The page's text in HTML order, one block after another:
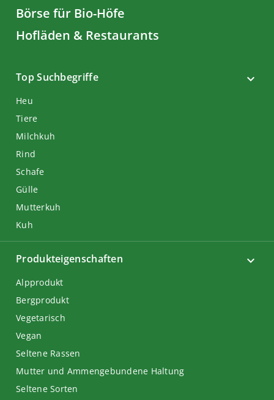
Börse für Bio-Höfe
Hofläden & Restaurants
Top Suchbegriffe
Heu
Tiere
Milchkuh
Rind
Schafe
Gülle
Mutterkuh
Kuh
Produkteigenschaften
Alpprodukt
Bergprodukt
Vegetarisch
Vegan
Seltene Rassen
Mutter und Ammengebundene Haltung
Seltene Sorten